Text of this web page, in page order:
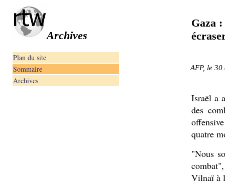
Archives
Plan du site
Sommaire
Archives
Gaza
AFP, le 30
Israël a
des
quatre
"Nous
Vilnaï à